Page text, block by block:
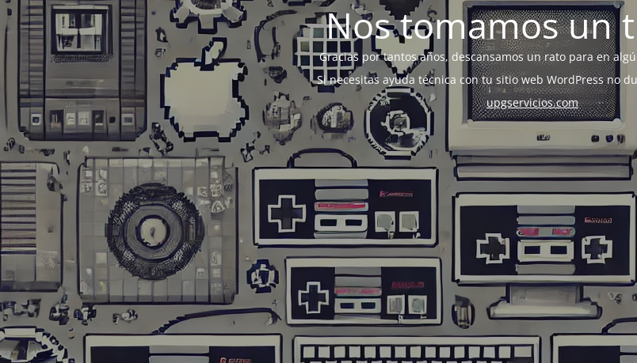
Nos tomamos un
Gracias por tantos años, descansamos un rato para en
Si necesitas ayuda técnica con tu sitio web WordPress no
upgservicios.com